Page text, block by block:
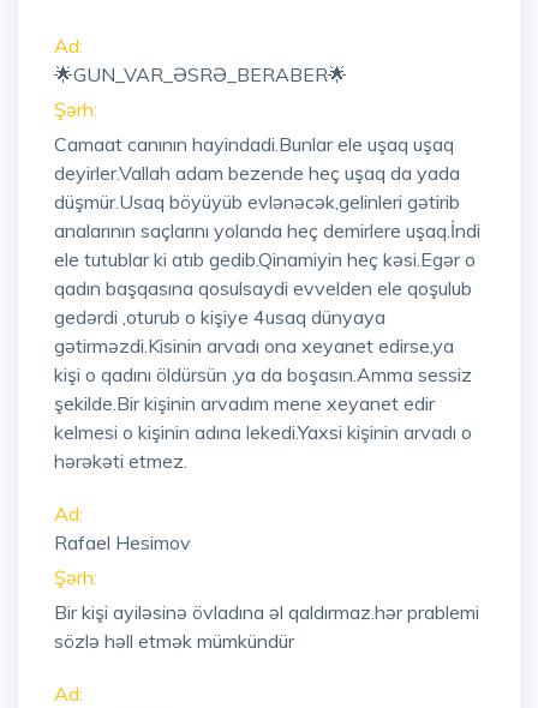
Ad:
🌟GUN_VAR_ƏSRƏ_BERABER🌟
Şərh:
Camaat canının hayindadi.Bunlar ele uşaq uşaq
deyirler.Vallah adam bezende heç uşaq da yada
düşmür.Usaq böyüyüb evlənəcək,gelinleri gətirib
analarının saçlarını yolanda heç demirlere uşaq.İndi
ele tutublar ki atıb gedib.Qinamiyin heç kəsi.Egər o
qadın başqasına qosulsaydi evvelden ele qoşulub
gedərdi ,oturub o kişiye 4usaq dünyaya
gətirməzdi.Kisinin arvadı ona xeyanet edirse,ya
kişi o qadını öldürsün ,ya da boşasın.Amma sessiz
şekilde.Bir kişinin arvadım mene xeyanet edir
kelmesi o kişinin adına lekedi.Yaxsi kişinin arvadı o
hərəkəti etmez.
Ad:
Rafael Hesimov
Şərh:
Bir kişi ayiləsinə övladına əl qaldırmaz.hər prablemi
sözlə həll etmək mümkündür
Ad: